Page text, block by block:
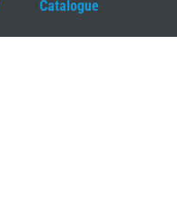
Catalogue